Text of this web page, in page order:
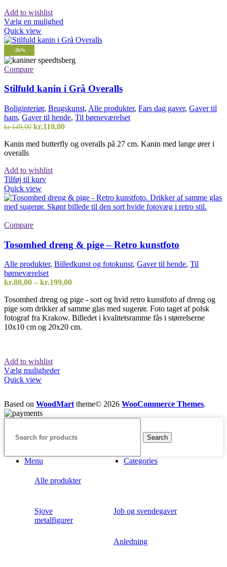
Add to wishlist
Vælg en mulighed
Quick view
-26%
Compare
Stilfuld kanin i Grå Overalls
Boliginteriør, Brugskunst, Alle produkter, Fars dag gaver, Gaver til
ham, Gaver til hende, Til børneværelset
kr.149,00 Den
pris
kr.110,00Den
pris
Kanin med butterfly og overalls på 27 cm. Kanin med lange ører i
overalls
Add to wishlist
Tilføj til kurv
Quick view
Compare
Tosomhed dreng & pige – Retro kunstfoto
Alle produkter, Billedkunst og fotokunst, Gaver til hende, Til
børneværelset
kr.80,00 – kr.199,00Prisinterval:
til
kr.199,00
Tosomhed dreng og pige - sort og hvid retro kunstfoto af dreng og
pige som drikker af samme glas med sugerør. Foto taget af polsk
fotograf fra Krakow. Billedet i kvalitetsramme fås i størrelserne
10x10 cm og 20x20 cm.
Add to wishlist
Vælg mulighederDette
varianter.
Mulighederne
vælges
Quick view
Based on WoodMarttheme© 2026 WooCommerce Themes.
Search
Menu Categories
Alle produkter
Sjove
metalfigurer
Job og svendegaver
Anledning